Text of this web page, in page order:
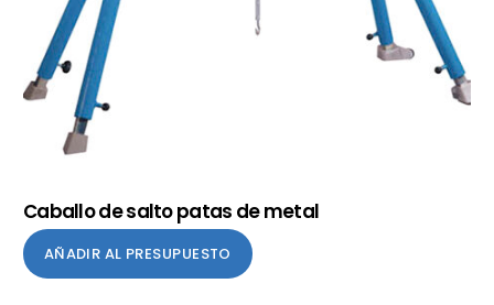
Caballo de salto patas de metal
AÑADIR AL PRESUPUESTO